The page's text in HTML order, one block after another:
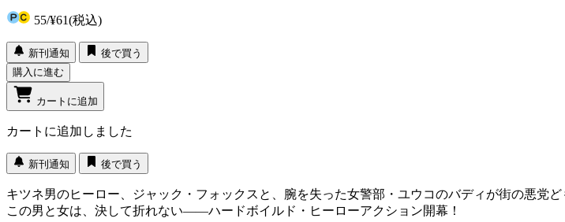
55/¥61(税込)
新刊通知
後で買う
購入に進む
カートに追加
カートに追加しました
新刊通知 後で買う
キツネ男のヒーロー、ジャック・フォックスと、腕を失った女警部・ユウコのバディが街の悪党ど
この男と女は、決して折れない――ハードボイルド・ヒーローアクション開幕！